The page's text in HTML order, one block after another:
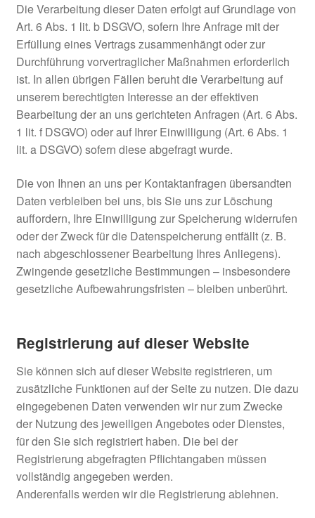
Die Verarbeitung dieser Daten erfolgt auf Grundlage von
Art. 6 Abs. 1 lit. b DSGVO, sofern Ihre Anfrage mit der
Erfüllung eines Vertrags zusammenhängt oder zur
Durchführung vorvertraglicher Maßnahmen erforderlich
ist. In allen übrigen Fällen beruht die Verarbeitung auf
unserem berechtigten Interesse an der effektiven
Bearbeitung der an uns gerichteten Anfragen (Art. 6 Abs.
1 lit. f DSGVO) oder auf Ihrer Einwilligung (Art. 6 Abs. 1
lit. a DSGVO) sofern diese abgefragt wurde.
Die von Ihnen an uns per Kontaktanfragen übersandten
Daten verbleiben bei uns, bis Sie uns zur Löschung
auffordern, Ihre Einwilligung zur Speicherung widerrufen
oder der Zweck für die Datenspeicherung entfällt (z. B.
nach abgeschlossener Bearbeitung Ihres Anliegens).
Zwingende gesetzliche Bestimmungen – insbesondere
gesetzliche Aufbewahrungsfristen – bleiben unberührt.
Registrierung auf dieser Website
Sie können sich auf dieser Website registrieren, um
zusätzliche Funktionen auf der Seite zu nutzen. Die dazu
eingegebenen Daten verwenden wir nur zum Zwecke
der Nutzung des jeweiligen Angebotes oder Dienstes,
für den Sie sich registriert haben. Die bei der
Registrierung abgefragten Pflichtangaben müssen
vollständig angegeben werden.
Anderenfalls werden wir die Registrierung ablehnen.